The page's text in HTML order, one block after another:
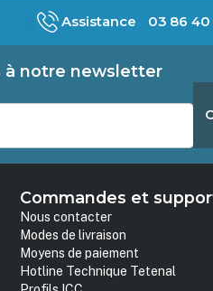
Assistance 03 86 40
à notre newsletter
Commandes et
Nous contacter
Modes de livraison
Moyens de paiement
Hotline Technique Tetenal